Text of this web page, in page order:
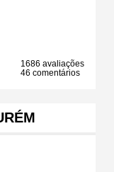
1686 avaliações
46 comentários